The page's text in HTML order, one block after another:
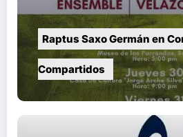
Raptus Saxo Germán en